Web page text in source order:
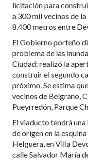
licitación para
a 300 mil vecinos de
8.400 metros entre
El Gobierno porteño
problema de las
Ciudad: realizó la
construir el segundo
próximo. Se estima
vecinos de Belgrano,
Pueyrredón, Parque
El viaducto tendrá
de origen en la
Helguera, en Villa
calle Salvador María